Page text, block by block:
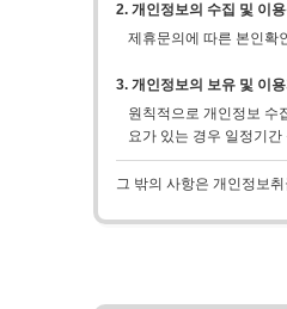
2. 개인정보의 수집 및 이용
제휴문의에 따른 본인확
3. 개인정보의 보유 및 이
원칙적으로 개인정보 수
요가 있는 경우 일정기
그 밖의 사항은 개인정보